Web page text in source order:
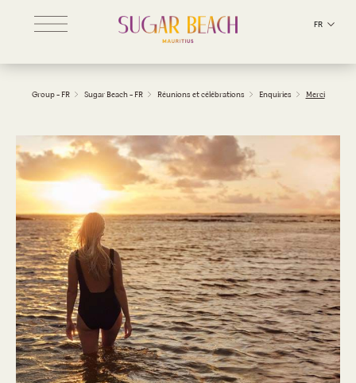
FR
Group - FR Sugar Beach - FR Réunions et célébrations Enquiries Merci